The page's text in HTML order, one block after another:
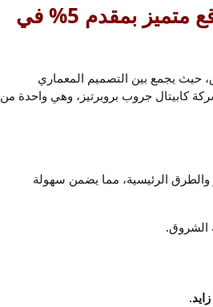
تاون هاوس 240م للبيع تشطيب كامل موقع متميز بمقدم 5% في
حيث يجمع بين التصميم المعماري
كابيتال جروب بروبرتيز، وهي واحدة من
والطرق الرئيسية، مما يضمن سهولة
الشروق.
.